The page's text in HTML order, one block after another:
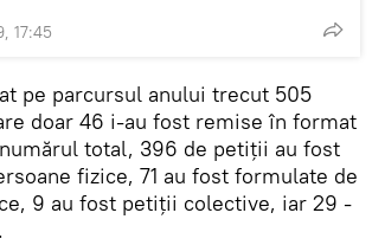
17:45
pe parcursul anului trecut 505
doar 46 i-au fost remise în format
total, 396 de petiţii au fost
fizice, 71 au fost formulate de
9 au fost petiții colective, iar 29 -